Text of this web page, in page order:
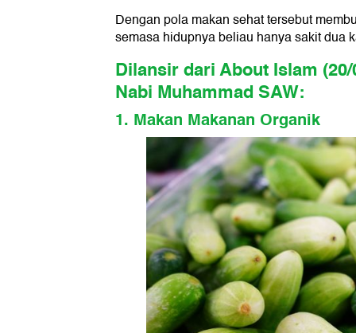
Dengan pola makan sehat tersebut
semasa hidupnya beliau hanya sakit dua
Dilansir dari About Islam
Nabi Muhammad SAW:
1. Makan Makanan Organik